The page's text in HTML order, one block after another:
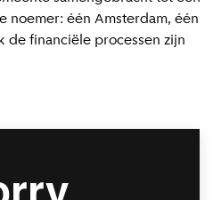
noemer: één Amsterdam, één
de financiële processen zijn